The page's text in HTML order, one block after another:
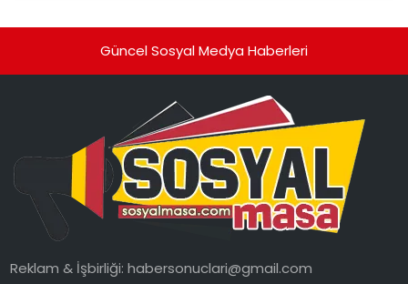
Güncel Sosyal Medya Haberleri
Reklam & İşbirliği:habersonuclari@gmail.com